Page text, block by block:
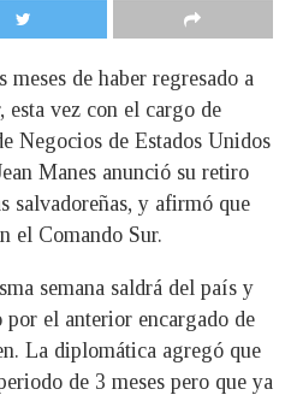
meses de haber regresado a
esta vez con el cargo de
Negocios de Estados Unidos
Manes anunció su retiro
salvadoreñas, y afirmó que
el Comando Sur.
semana saldrá del país y
por el anterior encargado de
La diplomática agregó que
de 3 meses pero que ya